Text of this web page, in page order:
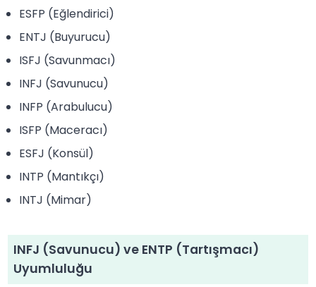
ESFP (Eğlendirici)
ENTJ (Buyurucu)
ISFJ (Savunmacı)
INFJ (Savunucu)
INFP (Arabulucu)
ISFP (Maceracı)
ESFJ (Konsül)
INTP (Mantıkçı)
INTJ (Mimar)
INFJ (Savunucu) ve ENTP (Tartışmacı)
Uyumluluğu